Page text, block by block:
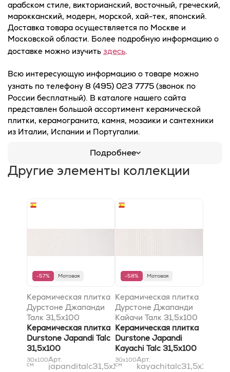
арабском стиле, викторианский, восточный, греческий,
марокканский, модерн, морской, хай-тек, японский.
Доставка товара осуществляется по Москве и
Московской области. Более подробную информацию о
доставке можно изучить здесь.
Всю интересующую информацию о товаре можно
узнать по телефону 8 (495) 023 7775 (звонок по
России бесплатный). В каталоге нашего сайта
представлен большой ассортимент керамической
плитки, керамогранита, камня, мозаики и сантехники
из Италии, Испании и Португалии.
Подробнее
Другие элементы коллекции
-57% Матовая
Керамическая плитка
Дурстоне Джапанди
Талк 31,5x100
Керамическая плитка
Durstone Japandi Talc
31,5x100
30x100
см
Арт.
japanditalc31,5x100
-58% Матовая
Керамическая плитка
Дурстоне Джапанди
Кайачи Талк 31,5x100
Керамическая плитка
Durstone Japandi
Kayachi Talc 31,5x100
30x100
см
Арт.
kayachitalc31,5x100